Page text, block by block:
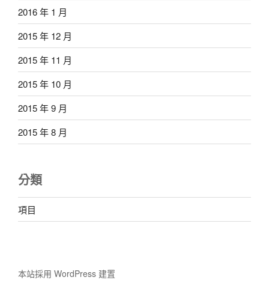
2016 年 1 月
2015 年 12 月
2015 年 11 月
2015 年 10 月
2015 年 9 月
2015 年 8 月
分類
項目
本站採用 WordPress 建置